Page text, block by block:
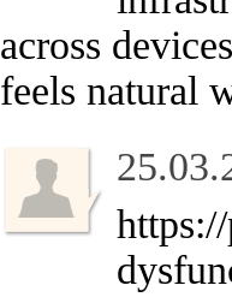
across
feels natural